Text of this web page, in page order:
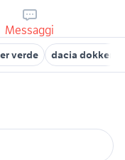
Messaggi
verde dacia dokker